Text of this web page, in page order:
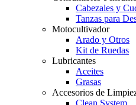
Cabezales y
Tanzas para
Motocultivador
Arado y Otros
Kit de Ruedas
Lubricantes
Aceites
Grasas
Accesorios de
Clean System